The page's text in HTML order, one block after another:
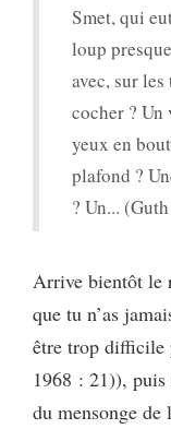
Smet, qui
loup
avec, sur
cocher ? Un
yeux en
plafond ?
? Un...
Arrive bientôt le
que tu n’as
être trop difficile
1968 : 21)), puis
du mensonge de